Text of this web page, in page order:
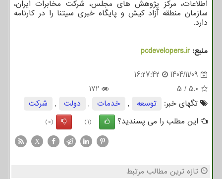
اطلاعات، مرکز پژوهش های مجلس، شرکت مخابرات ایران،
سازمان منطقه آزاد کیش و پایگاه خبری سیتنا را در کارنامه
دارد.
منبع:pcdevelopers.ir
1404/11/09
16:27:42
5.0
/
5
172
تگهای خبر:
توسعه , خدمات , دولت ,
شركت
این مطلب را می پسندید؟
(1)
(0)
X
تازه ترین مطالب مرتبط